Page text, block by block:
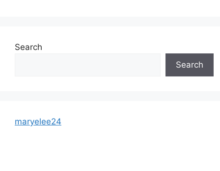
Search
Search
maryelee24